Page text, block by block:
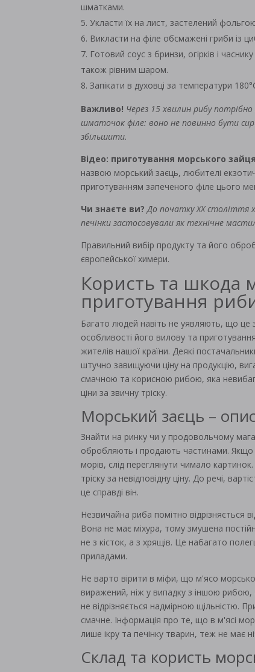
шматками.
Укласти їх на лист, застелений
Викласти на філе обсмажені гриби із
Готовий соус з бринзи, огірків і
також рівним шаром.
Запікати в духовці за температури
Важливо! Через 15 хвилин рибу
шматочок філе: воно не повинно бути
збільшити.
Відео: приготування морського
назвою морський заєць, любителі
приготуванням запеченого філе цього
Чи знаєте ви? До початку ХХ століття
печінки застосовували як технічне
Правильний вибір продукту та його
європейської химери.
Користь та шкода
приготування
Багато людей навіть не уявляють, що це
особливості його вилову та
жителів нашої країни. Деякі
штучно завищуючи ціну на продукцію,
смачною та корисною рибою, яка
ціни за звичну тріску.
Морський заєць –
Знайти на ринку чи у продовольчому
обробляють і продають частинами.
морів, слід переглянути чимало
тріску за невідповідну ціну. До речі,
це справді він.
Незвичайна риба помітно відрізняється
Вона не має міхура, тому змушена
не з кісток, а з хрящів. Це набагато
приладами.
Не варто вірити в міфи, що м'ясо
виражений, ніж у випадку з іншою рибою,
не відрізняється надмірною щільністю.
смачне. Інформація про те, що в м'ясі
лише ікру та печінку тварин, теж не має
Склад та користь